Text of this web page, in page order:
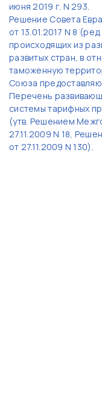
июня 2019 г. N 293.
Решение Совета
от 13.01.2017 N 8
происходящих из
развитых стран, в
таможенную
Союза
Перечень
системы тарифных
(утв. Решением
27.11.2009 N 18,
от 27.11.2009 N 130).